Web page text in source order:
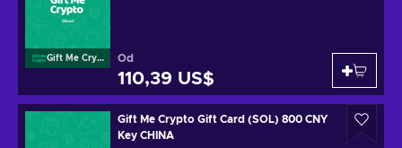
Gift Me Crypto Od
110,39 US$
Gift Me Crypto Gift Card (SOL) 800 CNY
Key CHINA